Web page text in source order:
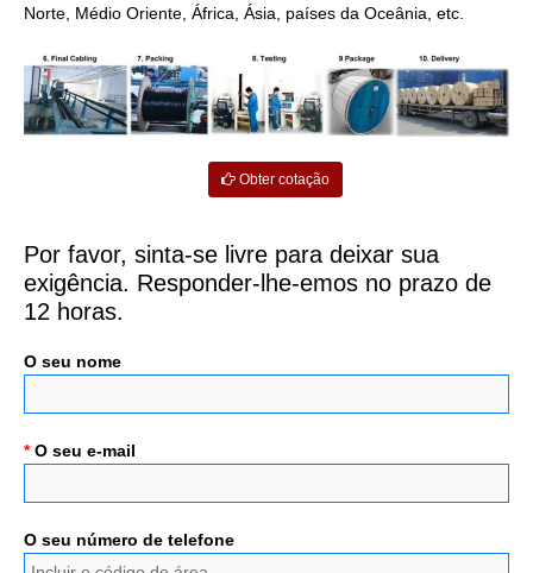
Norte, Médio Oriente, África, Ásia, países da Oceânia, etc.
Obter cotação
Por favor, sinta-se livre para deixar sua
exigência. Responder-lhe-emos no prazo de
12 horas.
O seu nome
*O seu e-mail
O seu número de telefone